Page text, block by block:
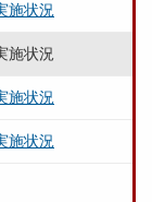
施状況
施状況
施状況
施状況